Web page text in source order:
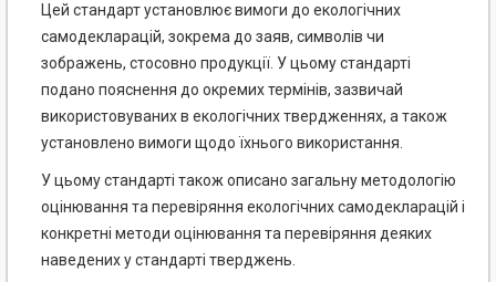
Цей стандарт установлює вимоги до екологічних
самодекларацій, зокрема до заяв, символів чи
зображень, стосовно продукції. У цьому стандарті
подано пояснення до окремих термінів, зазвичай
використовуваних в екологічних твердженнях, а також
установлено вимоги щодо їхнього використання.
У цьому стандарті також описано загальну методологію
оцінювання та перевіряння екологічних самодекларацій і
конкретні методи оцінювання та перевіряння деяких
наведених у стандарті тверджень.